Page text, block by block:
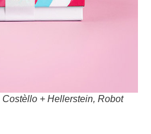
+ Hellerstein, Robot